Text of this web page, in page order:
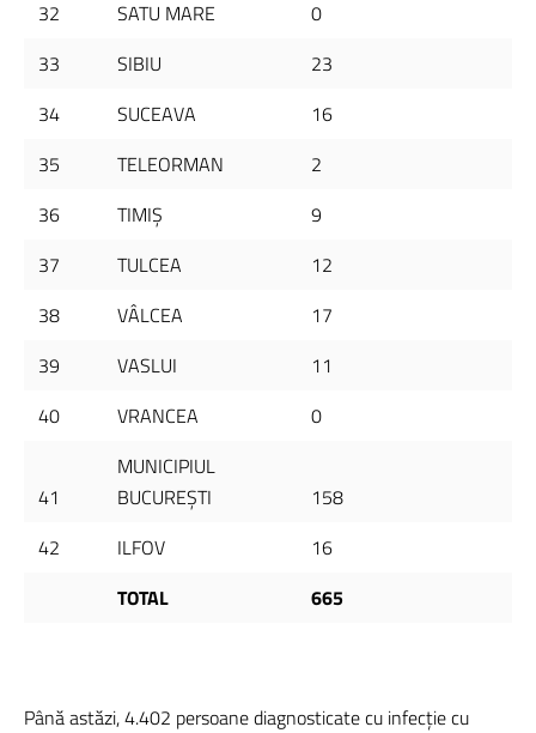
32 SATU MARE
0
33
SIBIU
23
34
SUCEAVA
16
35
TELEORMAN
2
36
TIMIŞ
9
37
TULCEA
12
38
VÂLCEA
17
39
VASLUI
11
40
VRANCEA 0
41
MUNICIPIUL
BUCUREŞTI
158
42
ILFOV
16
TOTAL
665
Până astăzi, 4.402 persoane diagnosticate cu infecție cu